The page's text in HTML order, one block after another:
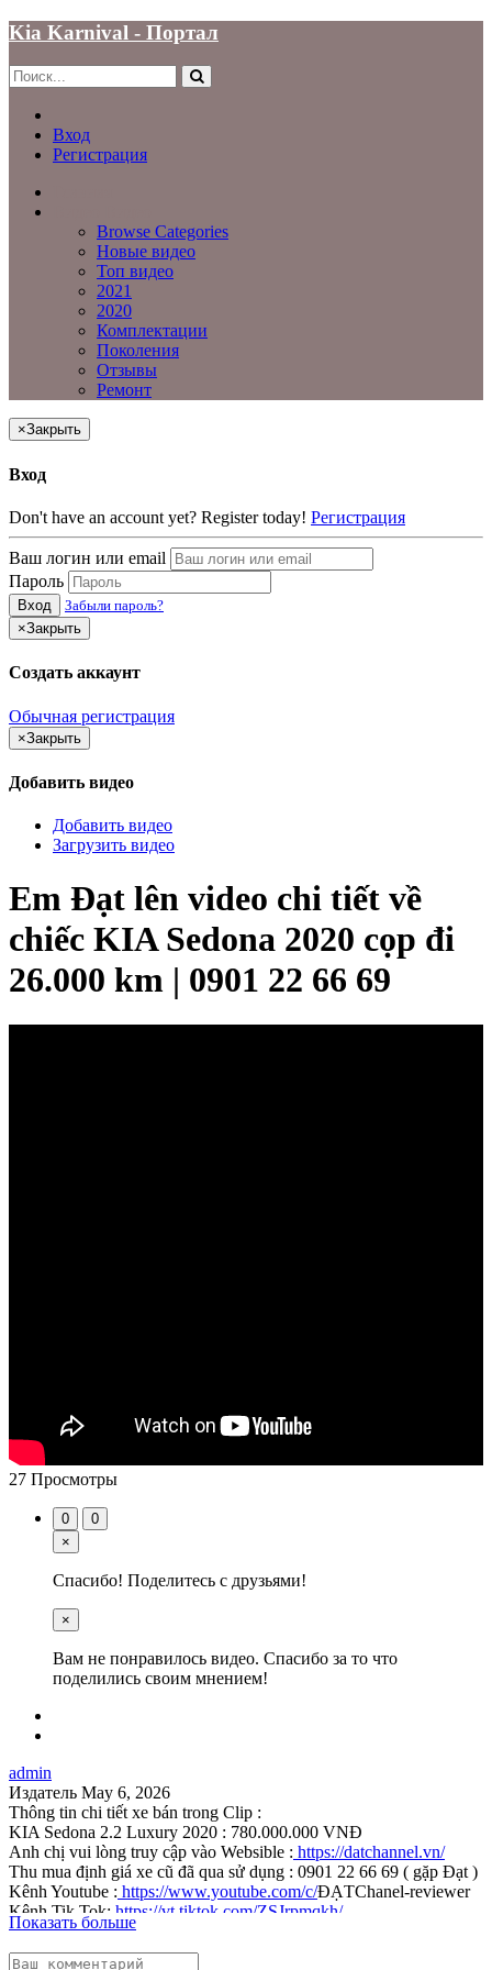
Kia Karnival - Портал
Вход
Регистрация
Browse Categories
Новые видео
Топ видео
2021
2020
Комплектации
Поколения
Отзывы
Ремонт
×Закрыть
Вход
Don't have an account yet? Register today! Регистрация
Ваш логин или email
Пароль
Вход
Забыли пароль?
×Закрыть
Создать аккаунт
Обычная регистрация
×Закрыть
Добавить видео
Добавить видео
Загрузить видео
Em Đạt lên video chi tiết về
chiếc KIA Sedona 2020 cọp đi
26.000 km | 0901 22 66 69
27 Просмотры
0
0
×
Спасибо! Поделитесь с друзьями!
×
Вам не понравилось видео. Спасибо за то что
поделились своим мнением!
admin
Издатель May 6, 2026
Thông tin chi tiết xe bán trong Clip :
KIA Sedona 2.2 Luxury 2020 : 780.000.000 VNĐ
Anh chị vui lòng truy cập vào Websible : https://datchannel.vn/
Thu mua định giá xe cũ đã qua sử dụng : 0901 22 66 69 ( gặp Đạt )
Kênh Youtube : https://www.youtube.com/c/ĐẠTChanel-reviewer
Kênh Tik Tok: https://vt.tiktok.com/ZSJrpmqkh/
Xin chân thành cảm ơn!
--------------------------------------------------
Показать больше